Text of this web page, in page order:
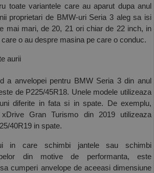
toate variantele care au aparut dupa anul
proprietari de BMW-uri Seria 3 aleg sa isi
mai mari, de 20, 21 ori chiar de 22 inch, in
o au despre masina pe care o conduc.
a anvelopei pentru BMW Seria 3 din anul
de P225/45R18. Unele modele utilizeaza
diferite in fata si in spate. De exemplu,
Gran Turismo din 2019 utilizeaza
40R19 in spate.
in care schimbi jantele sau schimbi
din motive de performanta, este
cumperi anvelope de aceeasi dimensiune